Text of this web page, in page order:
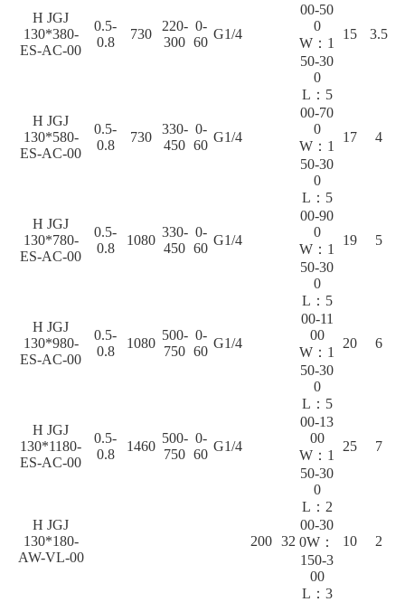
H JGJ
130*380-
ES-AC-00
0.5-
0.8
730
220-
300
0-
60
G1/4
00-50
0
W：1
50-30
0
15 3.5
H JGJ
130*580-
ES-AC-00
0.5-
0.8
730
330-
450
0-
60
G1/4
L：5
00-70
0
W：1
50-30
0
17 4
H JGJ
130*780-
ES-AC-00
0.5-
0.8
1080
330-
450
0-
60
G1/4
L：5
00-90
0
W：1
50-30
0
19 5
H JGJ
130*980-
ES-AC-00
0.5-
0.8
1080
500-
750
0-
60
G1/4
L：5
00-11
00
W：1
50-30
0
20 6
H JGJ
130*1180-
ES-AC-00
0.5-
0.8
1460
500-
750
0-
60
G1/4
L：5
00-13
00
W：1
50-30
0
25 7
H JGJ
130*180-
AW-VL-00
200 32
L：2
00-30
0W：
150-3
00
10 2
L：3